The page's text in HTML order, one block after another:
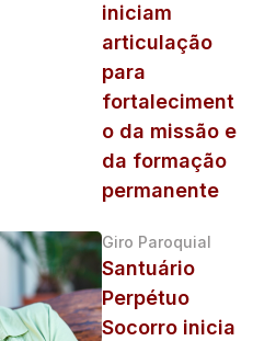
iniciam
articulação
para
fortaleciment
o da missão e
da formação
permanente
Giro Paroquial
Santuário
Perpétuo
Socorro inicia